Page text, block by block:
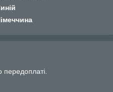
передоплаті.